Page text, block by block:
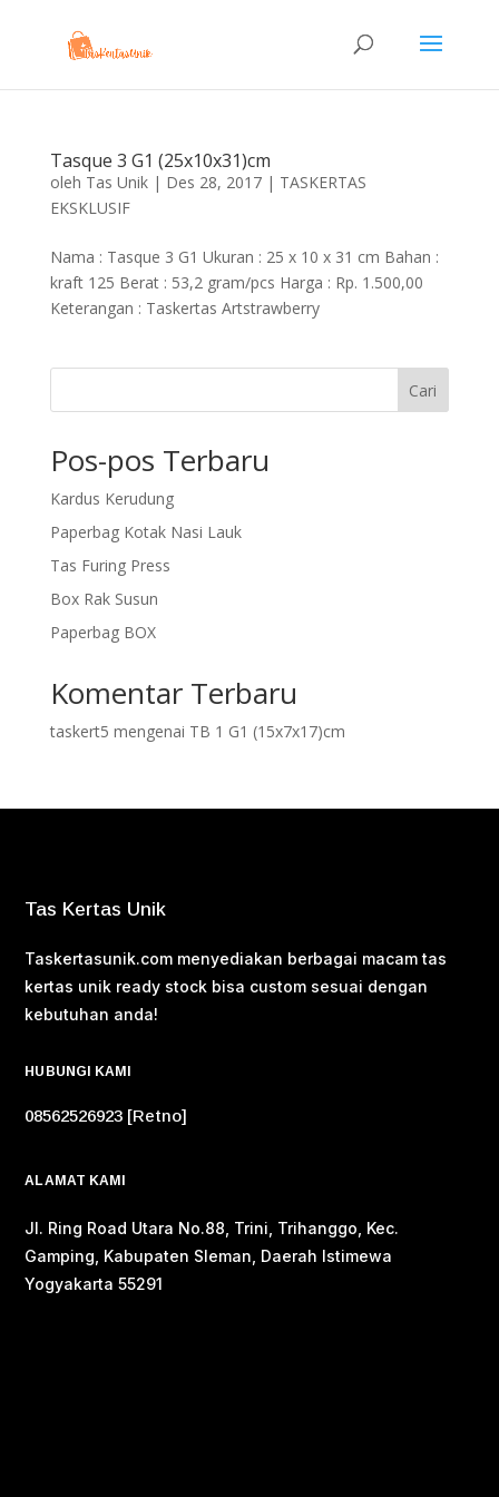
Tasque 3 G1 (25x10x31)cm
oleh Tas Unik| Des 28, 2017| TASKERTAS
EKSKLUSIF
Nama : Tasque 3 G1 Ukuran : 25 x 10 x 31 cm Bahan :
kraft 125 Berat : 53,2 gram/pcs Harga : Rp. 1.500,00
Keterangan : Taskertas Artstrawberry
Cari
Pos-pos Terbaru
Kardus Kerudung
Paperbag Kotak Nasi Lauk
Tas Furing Press
Box Rak Susun
Paperbag BOX
Komentar Terbaru
taskert5 mengenai TB 1 G1 (15x7x17)cm
Tas Kertas Unik
Taskertasunik.com menyediakan berbagai macam tas
kertas unik ready stock bisa custom sesuai dengan
kebutuhan anda!
HUBUNGI KAMI
08562526923 [Retno]
ALAMAT KAMI
Jl. Ring Road Utara No.88, Trini, Trihanggo, Kec.
Gamping, Kabupaten Sleman, Daerah Istimewa
Yogyakarta 55291